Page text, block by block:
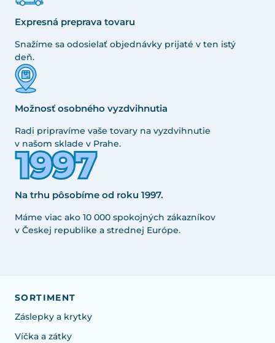
Expresná preprava tovaru
Snažíme sa odosielať objednávky prijaté v ten istý
deň.
Možnosť osobného vyzdvihnutia
Radi pripravíme vaše tovary na vyzdvihnutie
v našom sklade v Prahe.
Na trhu pôsobíme od roku 1997.
Máme viac ako 10 000 spokojných zákazníkov
v Českej republike a strednej Európe.
SORTIMENT
Záslepky a krytky
Víčka a zátky